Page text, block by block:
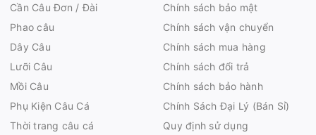
Cần Câu Đơn / Đài
Phao câu
Dây Câu
Lưỡi Câu
Mồi Câu
Phụ Kiện Câu Cá
Thời trang câu cá
Chính sách bảo mật
Chính sách vận chuyển
Chính sách mua hàng
Chính sách đổi trả
Chính sách bảo hành
Chính Sách Đại Lý (Bán Sỉ)
Quy định sử dụng